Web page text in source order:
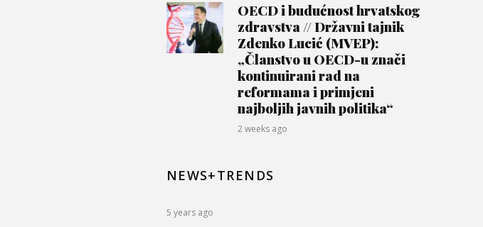
OECD i budućnost hrvatskog
zdravstva // Državni tajnik
Zdenko Lucić (MVEP):
„Članstvo u OECD-u znači
kontinuirani rad na
reformama i primjeni
najboljih javnih politika“
2 weeks ago
NEWS+TRENDS
5 years ago